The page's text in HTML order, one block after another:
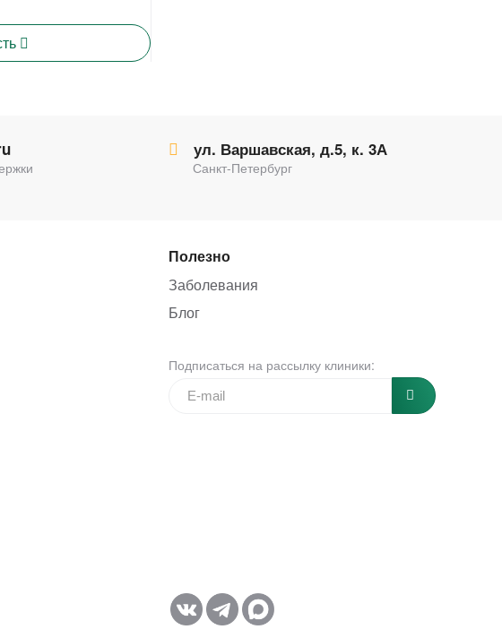
ул. Варшавская, д.5, к. 3А
Санкт-Петербург
Полезно
Заболевания
Блог
Подписаться на рассылку клиники: